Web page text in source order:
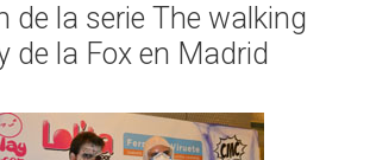
de la serie The walking
de la Fox en Madrid